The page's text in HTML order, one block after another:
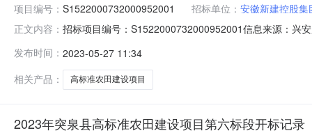
项目编号： S1522000732000952001 招标单位： 安徽新建控股集
正文内容： 招标项目编号：S1522000732000952001信息来源：兴
天;质量要求:;保证金金额:0.00元,投标文件递交时间:未上
发布时间： 2023-05-27 11:34
相关产品：
高标准农田建设项目
2023年突泉县高标准农田建设项目第六标段开标记录